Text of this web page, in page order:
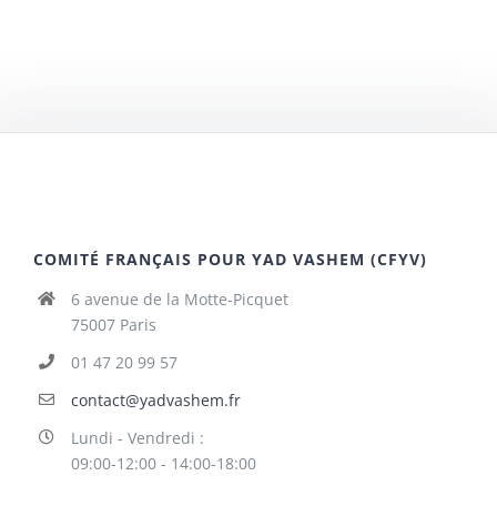
COMITÉ FRANÇAIS POUR YAD VASHEM (CFYV)
6 avenue de la Motte-Picquet
75007 Paris
01 47 20 99 57
contact@yadvashem.fr
Lundi - Vendredi :
09:00-12:00 - 14:00-18:00